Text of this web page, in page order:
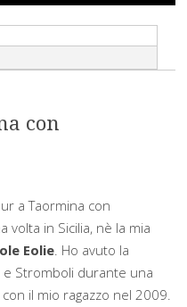
con
a Taormina con
volta in Sicilia, nè la mia
Eolie . Ho avuto la
Stromboli durante una
il mio ragazzo nel 2009.